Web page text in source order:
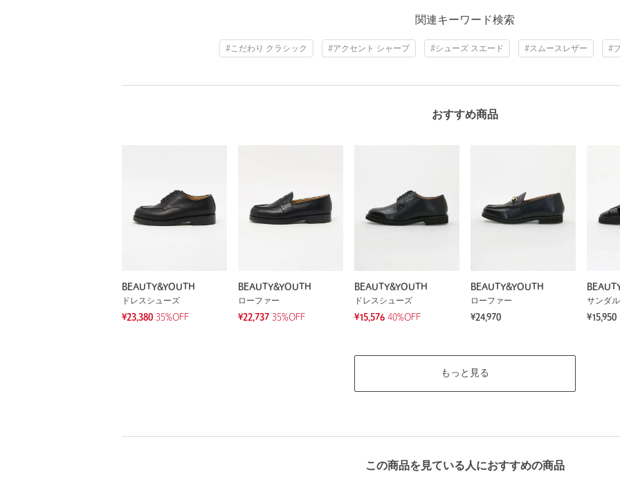
関連キーワード検索
#こだわり クラシック #アクセント シャープ #シューズ スエード #スムースレザー #
おすすめ商品
BEAUTY&YOUTH
ドレスシューズ
¥23,380 35%OFF
BEAUTY&YOUTH
ローファー
¥22,737 35%OFF
BEAUTY&YOUTH
ドレスシューズ
¥15,576 40%OFF
BEAUTY&YOUTH
ローファー
¥24,970
サンダル
¥15,950
もっと見る
この商品を見ている人におすすめの商品